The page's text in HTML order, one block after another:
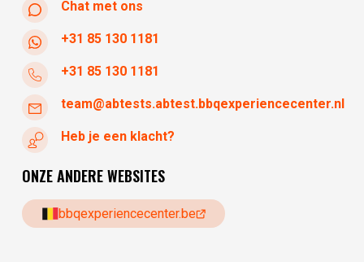
Chat met ons
+31 85 130 1181
+31 85 130 1181
team@abtests.abtest.bbqexperiencecenter.nl
Heb je een klacht?
ONZE ANDERE WEBSITES
bbqexperiencecenter.be